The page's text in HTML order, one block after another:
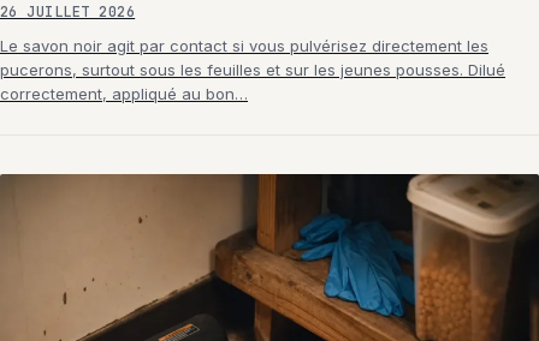
26 JUILLET 2026
Le savon noir agit par contact si vous pulvérisez directement les
pucerons, surtout sous les feuilles et sur les jeunes pousses. Dilué
correctement, appliqué au bon…